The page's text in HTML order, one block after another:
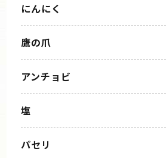
にんにく
鷹の爪
アンチョビ
塩
パセリ